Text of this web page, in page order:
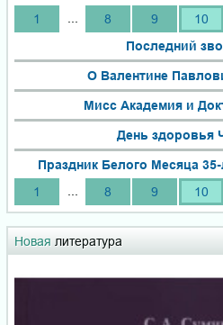
1 8 9 10
Последний
О Валентине
Мисс Академия и
День здоровья
Праздник Белого Месяца
1
8 9 10
Новая литература